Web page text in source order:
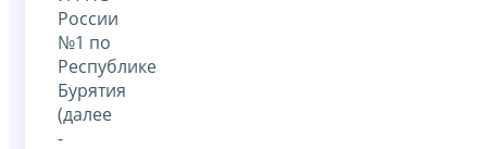
России
№1 по
Республике
Бурятия
(далее
-